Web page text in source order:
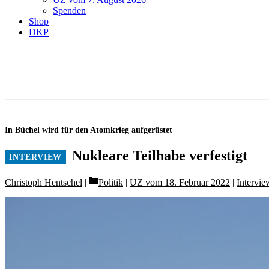
Spenden
Shop
DKP
In Büchel wird für den Atomkrieg aufgerüstet
Nukleare Teilhabe verfestigt
Christoph Hentschel Categories
Politik | UZ vom 18. Februar 2022 |